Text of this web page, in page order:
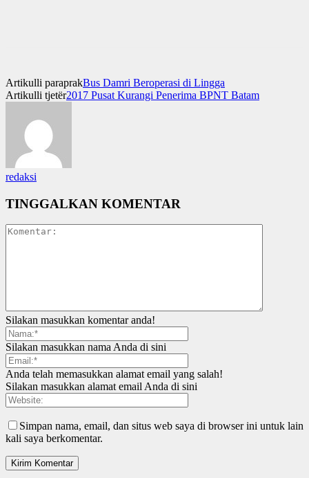
Artikulli paraprakBus Damri Beroperasi di Lingga
Artikulli tjetër2017 Pusat Kurangi Penerima BPNT Batam
redaksi
TINGGALKAN KOMENTAR
Silakan masukkan komentar anda!
Silakan masukkan nama Anda di sini
Anda telah memasukkan alamat email yang salah!
Silakan masukkan alamat email Anda di sini
Simpan nama, email, dan situs web saya di browser ini untuk lain
kali saya berkomentar.